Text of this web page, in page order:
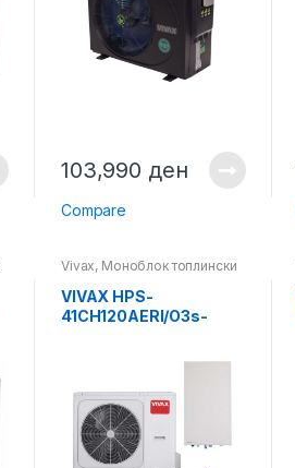
103,990 ден
Compare
Vivax, Моноблок топлински
VIVAX HPS-
41CH120AERI/O3s-